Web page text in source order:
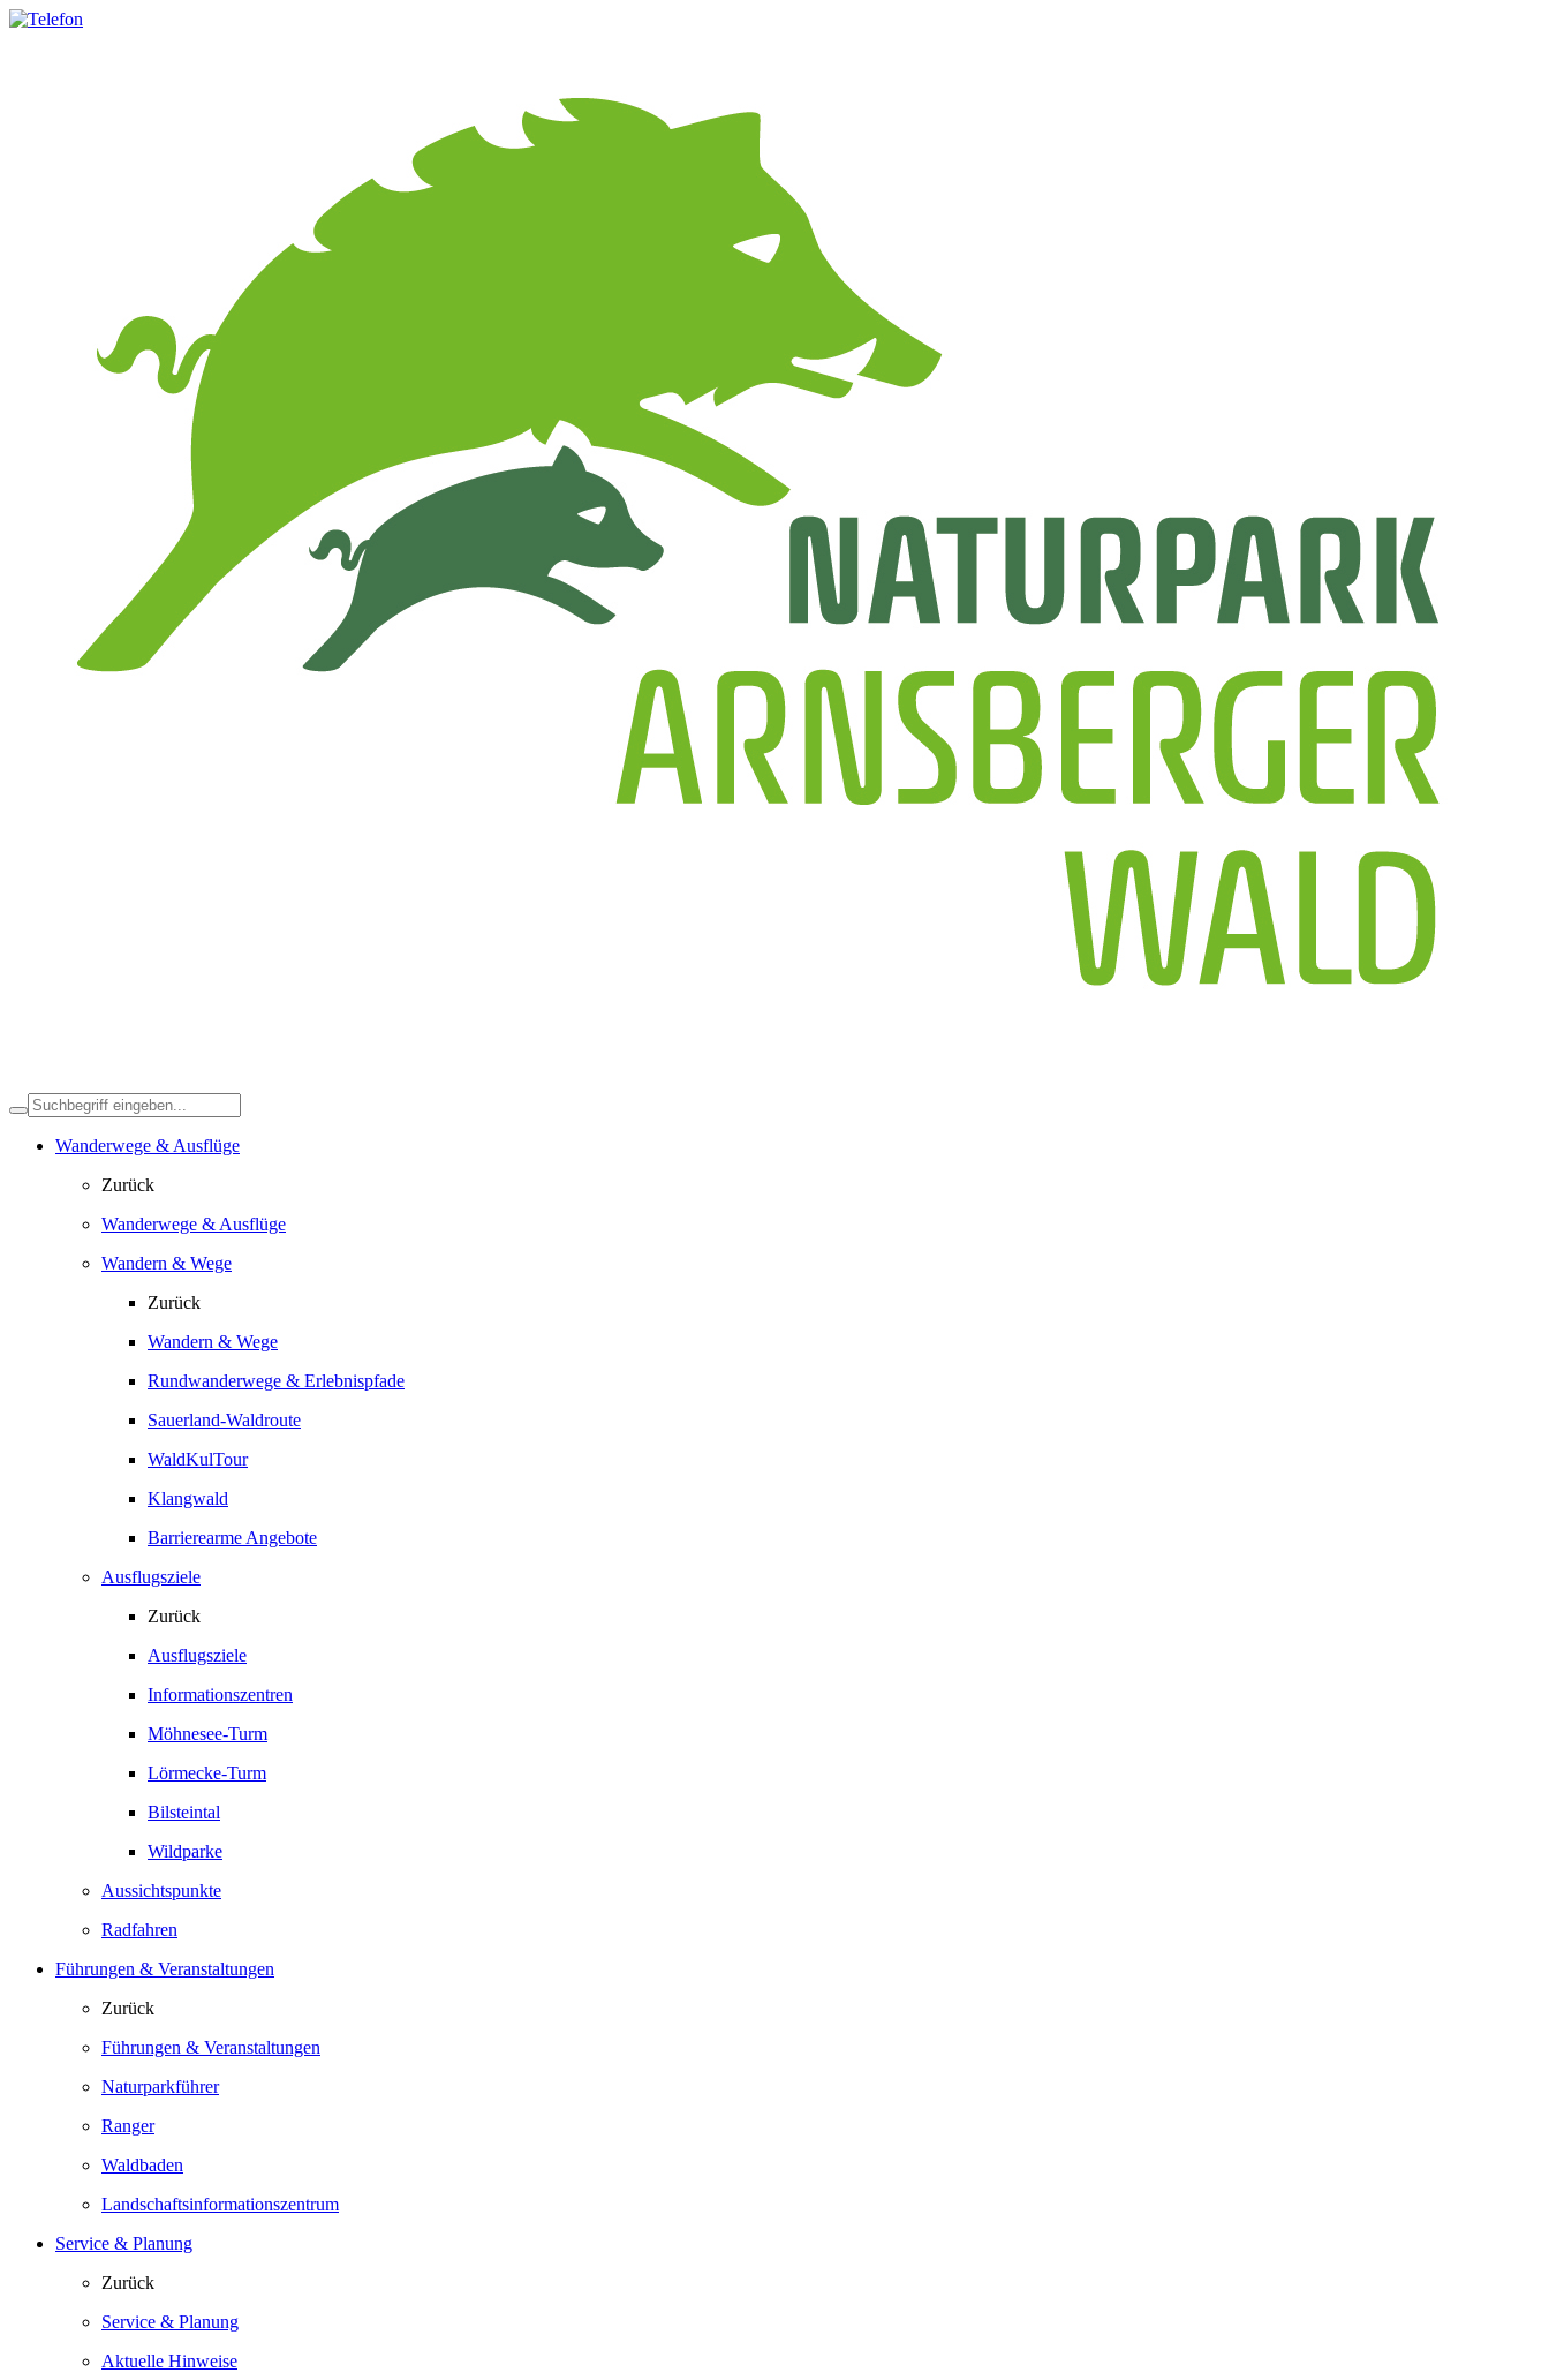
Wanderwege & Ausflüge
Zurück
Wanderwege & Ausflüge
Wandern & Wege
Zurück
Wandern & Wege
Rundwanderwege & Erlebnispfade
Sauerland-Waldroute
WaldKulTour
Klangwald
Barrierearme Angebote
Ausflugsziele
Zurück
Ausflugsziele
Informationszentren
Möhnesee-Turm
Lörmecke-Turm
Bilsteintal
Wildparke
Aussichtspunkte
Radfahren
Führungen & Veranstaltungen
Zurück
Führungen & Veranstaltungen
Naturparkführer
Ranger
Waldbaden
Landschaftsinformationszentrum
Service & Planung
Zurück
Service & Planung
Aktuelle Hinweise